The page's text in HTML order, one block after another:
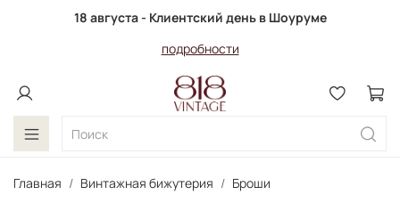
18 августа - Клиентский день в Шоуруме
подробности
Главная Винтажная бижутерия Броши